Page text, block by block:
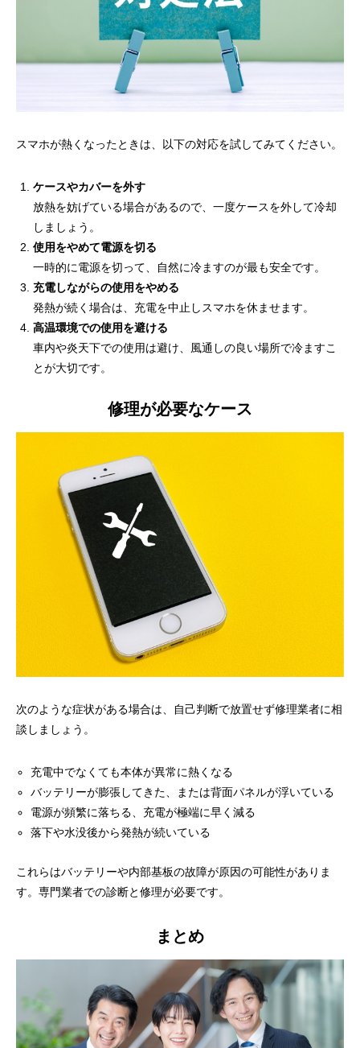
スマホが熱くなったときは、以下の対応を試してみてください。
ケースやカバーを外す
放熱を妨げている場合があるので、一度ケースを外して冷却
しましょう。
使用をやめて電源を切る
一時的に電源を切って、自然に冷ますのが最も安全です。
充電しながらの使用をやめる
発熱が続く場合は、充電を中止しスマホを休ませます。
高温環境での使用を避ける
車内や炎天下での使用は避け、風通しの良い場所で冷ますこ
とが大切です。
修理が必要なケース
次のような症状がある場合は、自己判断で放置せず修理業者に相
談しましょう。
充電中でなくても本体が異常に熱くなる
バッテリーが膨張してきた、または背面パネルが浮いている
電源が頻繁に落ちる、充電が極端に早く減る
落下や水没後から発熱が続いている
これらはバッテリーや内部基板の故障が原因の可能性がありま
す。専門業者での診断と修理が必要です。
まとめ